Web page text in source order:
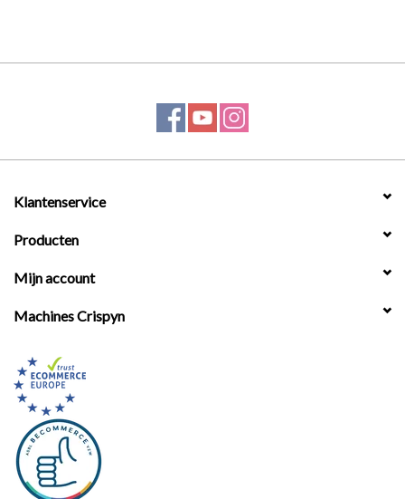
Machines |
Cadeaubonnen &
Relatiegeschenken |
Onderdelen |
Oliën & Smeermiddelen |
TIPS & KENNIS
Klantenservice
Producten
Mijn account
Machines Crispyn